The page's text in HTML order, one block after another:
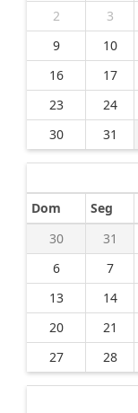
2 3
9
10
16
17
23
24
30
31
Dom
Seg
30
31
6
7
13
14
20
21
27
28